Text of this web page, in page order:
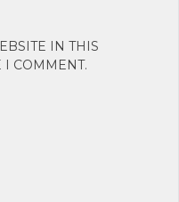
IN THIS
I COMMENT.